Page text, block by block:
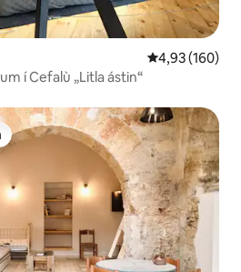
4,93 af 5 í
4,93 (160)
Hús í sögulega miðbænum í Cefalù „Litla ástin“